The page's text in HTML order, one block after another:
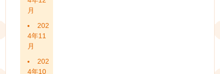
月
202
4年11
月
202
4年10